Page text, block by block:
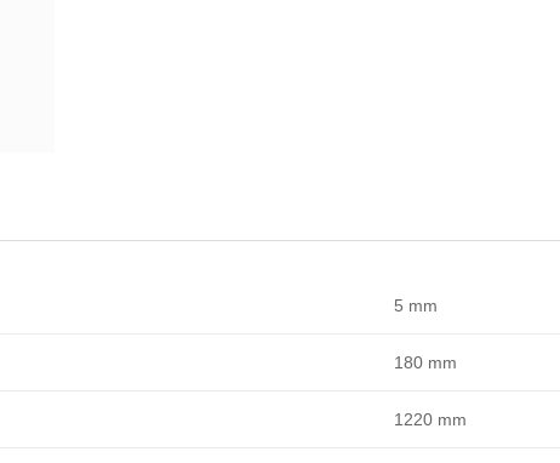
5 mm
180 mm
1220 mm